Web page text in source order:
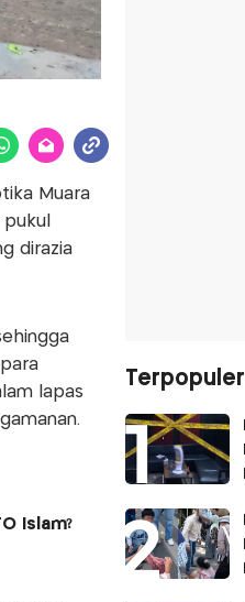
Muara
dirazia
lapas
Islam?
Terpopuler